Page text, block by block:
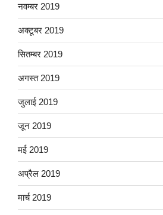
नवम्बर 2019
अक्टूबर 2019
सितम्बर 2019
अगस्त 2019
जुलाई 2019
जून 2019
मई 2019
अप्रैल 2019
मार्च 2019